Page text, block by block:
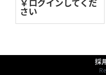
さい
https://fmv.bz/
採